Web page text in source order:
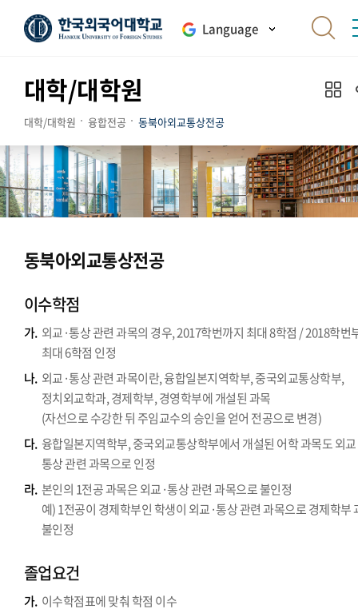
Language
대학/대학원
대학/대학원 융합전공 동북아외교통상전공
동북아외교통상전공
이수학점
가. 외교·통상 관련 과목의 경우, 2017학번까지 최대 8학점 / 2018학번
최대 6학점 인정
나. 외교·통상 관련 과목이란, 융합일본지역학부, 중국외교통상학부,
정치외교학과, 경제학부, 경영학부에 개설된 과목
(자선으로 수강한 뒤 주임교수의 승인을 얻어 전공으로 변경)
다. 융합일본지역학부, 중국외교통상학부에서 개설된 어학 과목도 외
통상 관련 과목으로 인정
라. 본인의 1전공 과목은 외교·통상 관련 과목으로 불인정
예) 1전공이 경제학부인 학생이 외교·통상 관련 과목으로 경제학부
불인정
졸업요건
가. 이수학점표에 맞춰 학점 이수